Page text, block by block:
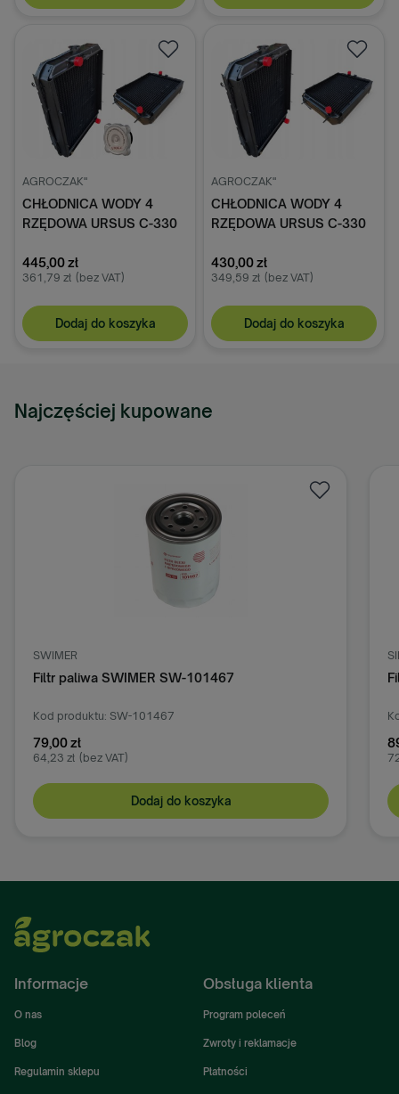
AGROCZAK"
CHŁODNICA WODY 4
RZĘDOWA URSUS C-330
PRODUCENT AGROCZAK
445,00 zł
361,79 zł (bez VAT)
Dodaj do koszyka
AGROCZAK"
CHŁODNICA WODY 4
RZĘDOWA URSUS C-330
AGROCZAK
430,00 zł
349,59 zł (bez VAT)
Dodaj do koszyka
Najczęściej kupowane
SWIMER
Filtr paliwa SWIMER SW-101467
Kod produktu: SW-101467
79,00 zł
64,23 zł (bez VAT)
Dodaj do koszyka
Informacje
O nas
Blog
Regulamin sklepu
Obsługa klienta
Program poleceń
Zwroty i reklamacje
Płatności